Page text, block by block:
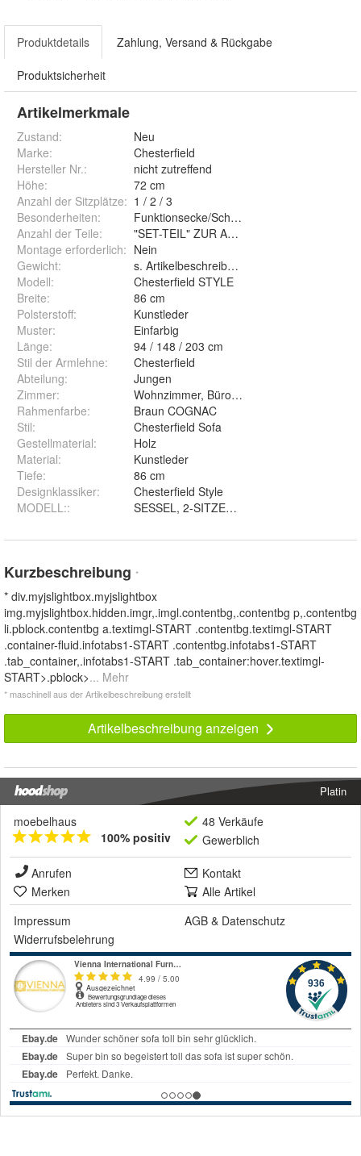
Produktdetails Zahlung, Versand & Rückgabe
Produktsicherheit
Artikelmerkmale
Zustand:
Neu
Marke:
Chesterfield
Hersteller Nr.:
nicht zutreffend
Höhe:
72 cm
Anzahl der Sitzplätze: 1 / 2 / 3
Besonderheiten:
Funktionsecke/Schlaffunktion
Anzahl der Teile:
"SET-TEIL" ZUR AUSWAHL
Montage erforderlich: Nein
Gewicht:
s. Artikelbeschreibung
Modell:
Chesterfield STYLE
Breite:
86 cm
Polsterstoff:
Kunstleder
Muster:
Einfarbig
Länge:
94 / 148 / 203 cm
Stil der Armlehne:
Chesterfield
Abteilung:
Jungen
Zimmer:
Wohnzimmer, Büro, Jugendzimmer
Rahmenfarbe:
Braun COGNAC
Stil:
Chesterfield Sofa
Gestellmaterial:
Holz
Material:
Kunstleder
Tiefe:
86 cm
Designklassiker:
Chesterfield Style
MODELL::
Kurzbeschreibung *
* div.myjslightbox.myjslightbox
img.myjslightbox.hidden.imgr,.imgl.contentbg,.contentbg p,.contentbg
li.pblock.contentbg a.textimgl-START .contentbg.textimgl-START
.container-fluid.infotabs1-START .contentbg.infotabs1-START
.tab_container,.infotabs1-START .tab_container:hover.textimgl-
START>.pblock>... Mehr
* maschinell aus der Artikelbeschreibung erstellt
Artikelbeschreibung anzeigen
Platin
moebelhaus
100% positiv
48 Verkäufe
Gewerblich
Anrufen
Kontakt
Merken
Alle Artikel
Impressum
AGB & Datenschutz
Widerrufsbelehrung